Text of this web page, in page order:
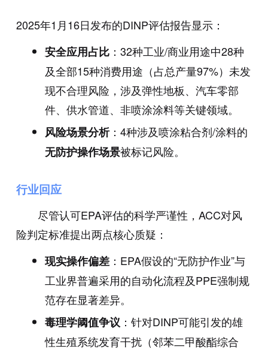
2025年1月16日发布的DINP评估报告显示：
安全应用占比：32种工业/商业用途中28种
及全部15种消费用途（占总产量97%）未发
现不合理风险，涉及弹性地板、汽车零部
件、供水管道、非喷涂涂料等关键领域。
风险场景分析：4种涉及喷涂粘合剂/涂料的
无防护操作场景被标记风险。
行业回应
尽管认可EPA评估的科学严谨性，ACC对风
险判定标准提出两点核心质疑：
现实操作偏差：EPA假设的“无防护作业”与
工业界普遍采用的自动化流程及PPE强制规
范存在显著差异。
毒理学阈值争议 ：针对DINP可能引发的雄
性生殖系统发育干扰（邻苯二甲酸酯综合